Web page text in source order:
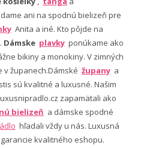
ani na spodnú bielizeň pre
Anita a iné. Kto pôjde na
Dámske plavky ponúkame ako
bikiny a monokiny. V zimných
županech.Dámské župany a
sú kvalitné a luxusné. Našim
zapamätali ako
bielizeň a dámske spodné
hľadali vždy u nás. Luxusná
kvalitného eshopu.